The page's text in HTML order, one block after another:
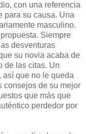
con una referencia
para su causa. Una
masculino.
Siempre
desventuras
su novia acaba de
de las citas. Un
así que no le queda
consejos de su mejor
que más que
perdedor por